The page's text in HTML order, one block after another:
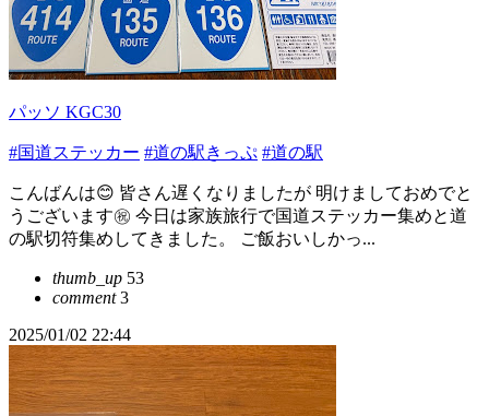
パッソ KGC30
#国道ステッカー #道の駅きっぷ #道の駅
こんばんは😊 皆さん遅くなりましたが 明けましておめでと
うございます㊗️ 今日は家族旅行で国道ステッカー集めと道
の駅切符集めしてきました。 ご飯おいしかっ...
thumb_up 53
comment3
2025/01/02 22:44